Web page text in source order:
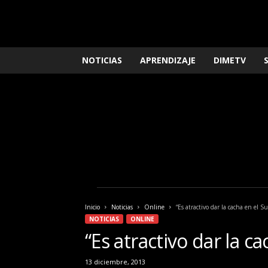
o
a
s
a
NOTICIAS APRENDIZAJE DIMETV
Inicio Noticias Online
“Es atractivo dar la cacha en el
NOTICIAS
ONLINE
“Es atractivo dar la
13 diciembre, 2013